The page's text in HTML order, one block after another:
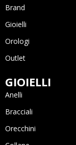
Brand
Gioielli
Orologi
Outlet
GIOIELLI
Anelli
Bracciali
Orecchini